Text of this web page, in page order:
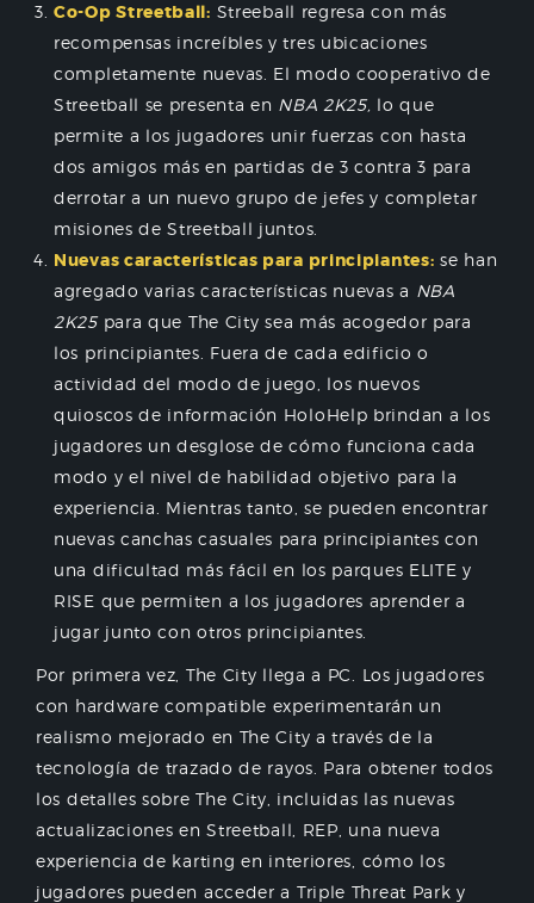
Co-Op Streetball: Streeball regresa con más
recompensas increíbles y tres ubicaciones
completamente nuevas. El modo cooperativo de
Streetball se presenta en NBA 2K25, lo que
permite a los jugadores unir fuerzas con hasta
dos amigos más en partidas de 3 contra 3 para
derrotar a un nuevo grupo de jefes y completar
misiones de Streetball juntos.
Nuevas características para principiantes: se han
agregado varias características nuevas a NBA
2K25para que The City sea más acogedor para
los principiantes. Fuera de cada edificio o
actividad del modo de juego, los nuevos
quioscos de información HoloHelp brindan a los
jugadores un desglose de cómo funciona cada
modo y el nivel de habilidad objetivo para la
experiencia. Mientras tanto, se pueden encontrar
nuevas canchas casuales para principiantes con
una dificultad más fácil en los parques ELITE y
RISE que permiten a los jugadores aprender a
jugar junto con otros principiantes.
Por primera vez, The City llega a PC. Los jugadores
con hardware compatible experimentarán un
realismo mejorado en The City a través de la
tecnología de trazado de rayos. Para obtener todos
los detalles sobre The City, incluidas las nuevas
actualizaciones en Streetball, REP, una nueva
experiencia de karting en interiores, cómo los
jugadores pueden acceder a Triple Threat Park y